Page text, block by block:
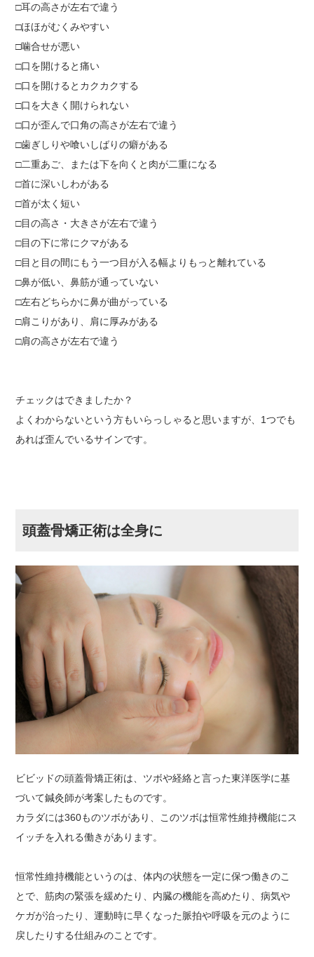
□耳の高さが左右で違う
□ほほがむくみやすい
□噛合せが悪い
□口を開けると痛い
□口を開けるとカクカクする
□口を大きく開けられない
□口が歪んで口角の高さが左右で違う
□歯ぎしりや喰いしばりの癖がある
□二重あご、または下を向くと肉が二重になる
□首に深いしわがある
□首が太く短い
□目の高さ・大きさが左右で違う
□目の下に常にクマがある
□目と目の間にもう一つ目が入る幅よりもっと離れている
□鼻が低い、鼻筋が通っていない
□左右どちらかに鼻が曲がっている
□肩こりがあり、肩に厚みがある
□肩の高さが左右で違う
チェックはできましたか？
よくわからないという方もいらっしゃると思いますが、1つでも
あれば歪んでいるサインです。
頭蓋骨矯正術は全身に
ビビッドの頭蓋骨矯正術は、ツボや経絡と言った東洋医学に基
づいて鍼灸師が考案したものです。
カラダには360ものツボがあり、このツボは恒常性維持機能にス
イッチを入れる働きがあります。
恒常性維持機能というのは、体内の状態を一定に保つ働きのこ
とで、筋肉の緊張を緩めたり、内臓の機能を高めたり、病気や
ケガが治ったり、運動時に早くなった脈拍や呼吸を元のように
戻したりする仕組みのことです。